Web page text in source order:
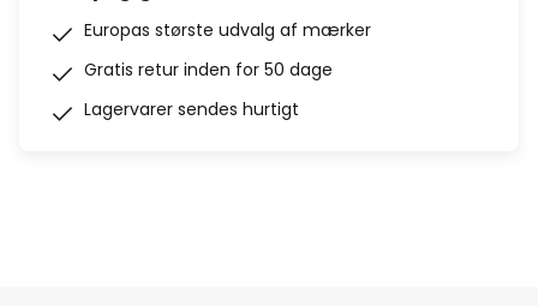
Europas største udvalg af mærker
Gratis retur inden for 50 dage
Lagervarer sendes hurtigt